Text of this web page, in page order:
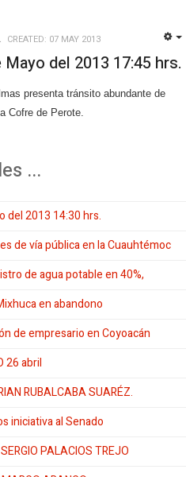
CREATED: 07 MAY 2013
Mayo del 2013 17:45 hrs.
presenta tránsito abundante de
Cofre de Perote.
...
del 2013 14:30 hrs.
de vía pública en la Cuauhtémoc
de agua potable en 40%,
en abandono
de empresario en Coyoacán
26 abril
RUBALCABA SUARÉZ.
iniciativa al Senado
PALACIOS TREJO